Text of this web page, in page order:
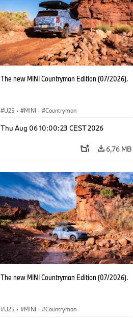
The new MINI Countryman Edition (07/2026).
U25 · MINI · Countryman
Thu Aug 06 10:00:23 CEST 2026
6,76 MB
The new MINI Countryman Edition (07/2026).
U25 · MINI · Countryman